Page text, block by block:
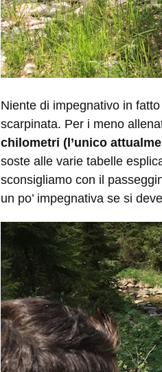
Niente di impegnativo in
scarpinata. Per i meno
chilometri (l’unico
soste alle varie tabelle
sconsigliamo con il
un po’ impegnativa se si